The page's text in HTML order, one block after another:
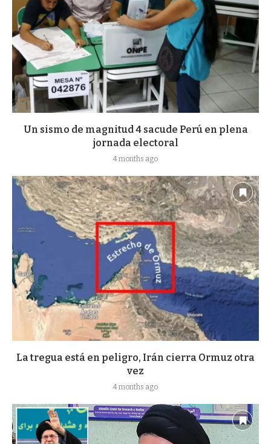
Un sismo de magnitud 4 sacude Perú en plena
jornada electoral
4 months ago
La tregua está en peligro, Irán cierra Ormuz otra
vez
4 months ago